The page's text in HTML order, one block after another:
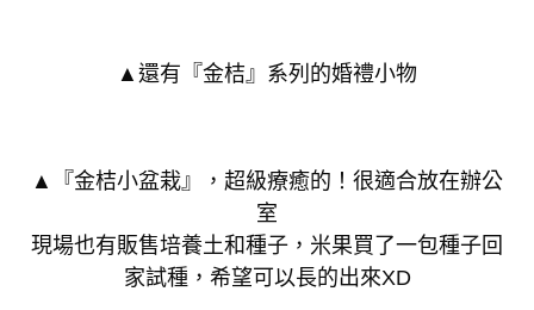
▲還有『金桔』系列的婚禮小物
▲『金桔小盆栽』，超級療癒的！很適合放在辦公
室
現場也有販售培養土和種子，米果買了一包種子回
家試種，希望可以長的出來XD